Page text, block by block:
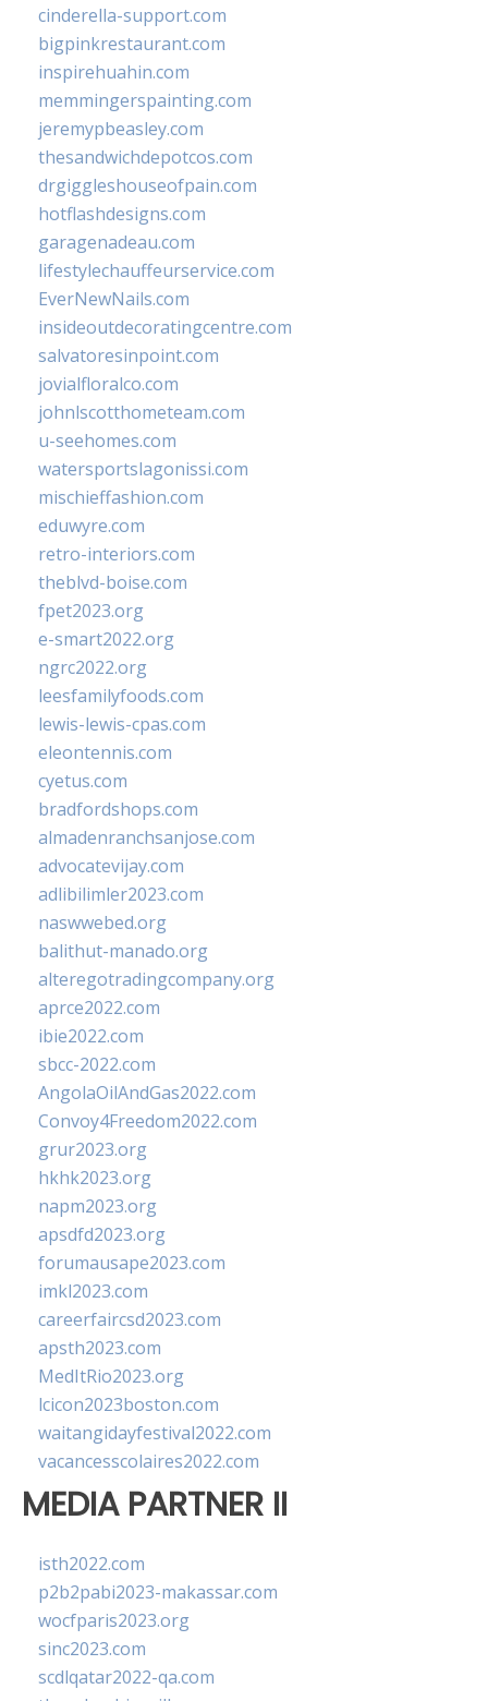
cinderella-support.com
bigpinkrestaurant.com
inspirehuahin.com
memmingerspainting.com
jeremypbeasley.com
thesandwichdepotcos.com
drgiggleshouseofpain.com
hotflashdesigns.com
garagenadeau.com
lifestylechauffeurservice.com
EverNewNails.com
insideoutdecoratingcentre.com
salvatoresinpoint.com
jovialfloralco.com
johnlscotthometeam.com
u-seehomes.com
watersportslagonissi.com
mischieffashion.com
eduwyre.com
retro-interiors.com
theblvd-boise.com
fpet2023.org
e-smart2022.org
ngrc2022.org
leesfamilyfoods.com
lewis-lewis-cpas.com
eleontennis.com
cyetus.com
bradfordshops.com
almadenranchsanjose.com
advocatevijay.com
adlibilimler2023.com
naswwebed.org
balithut-manado.org
alteregotradingcompany.org
aprce2022.com
ibie2022.com
sbcc-2022.com
AngolaOilAndGas2022.com
Convoy4Freedom2022.com
grur2023.org
hkhk2023.org
napm2023.org
apsdfd2023.org
forumausape2023.com
imkl2023.com
careerfaircsd2023.com
apsth2023.com
MedItRio2023.org
lcicon2023boston.com
waitangidayfestival2022.com
vacancesscolaires2022.com
MEDIA PARTNER II
isth2022.com
p2b2pabi2023-makassar.com
wocfparis2023.org
sinc2023.com
scdlqatar2022-qa.com